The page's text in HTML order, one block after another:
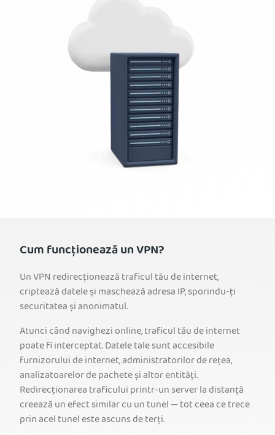
Cum funcționează un VPN?
Un VPN redirecționează traficul tău de internet,
criptează datele și maschează adresa IP, sporindu-ți
securitatea și anonimatul.
Atunci când navighezi online, traficul tău de internet
poate fi interceptat. Datele tale sunt accesibile
furnizorului de internet, administratorilor de rețea,
analizatoarelor de pachete și altor entități.
Redirecționarea traficului printr-un server la distanță
creează un efect similar cu un tunel — tot ceea ce trece
prin acel tunel este ascuns de terți.